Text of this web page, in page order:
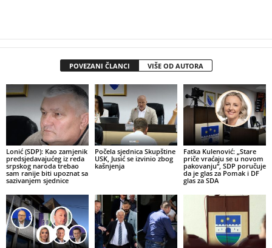
POVEZANI ČLANCI VIŠE OD AUTORA
Lonić (SDP): Kao zamjenik
predsjedavajućeg iz reda
srpskog naroda trebao
sam ranije biti upoznat sa
sazivanjem sjednice
Počela sjednica Skupštine
USK, Jusić se izvinio zbog
kašnjenja
Fatka Kulenović: „Stare
priče vraćaju se u novom
pakovanju“, SDP poručuje
da je glas za Pomak i DF
glas za SDA